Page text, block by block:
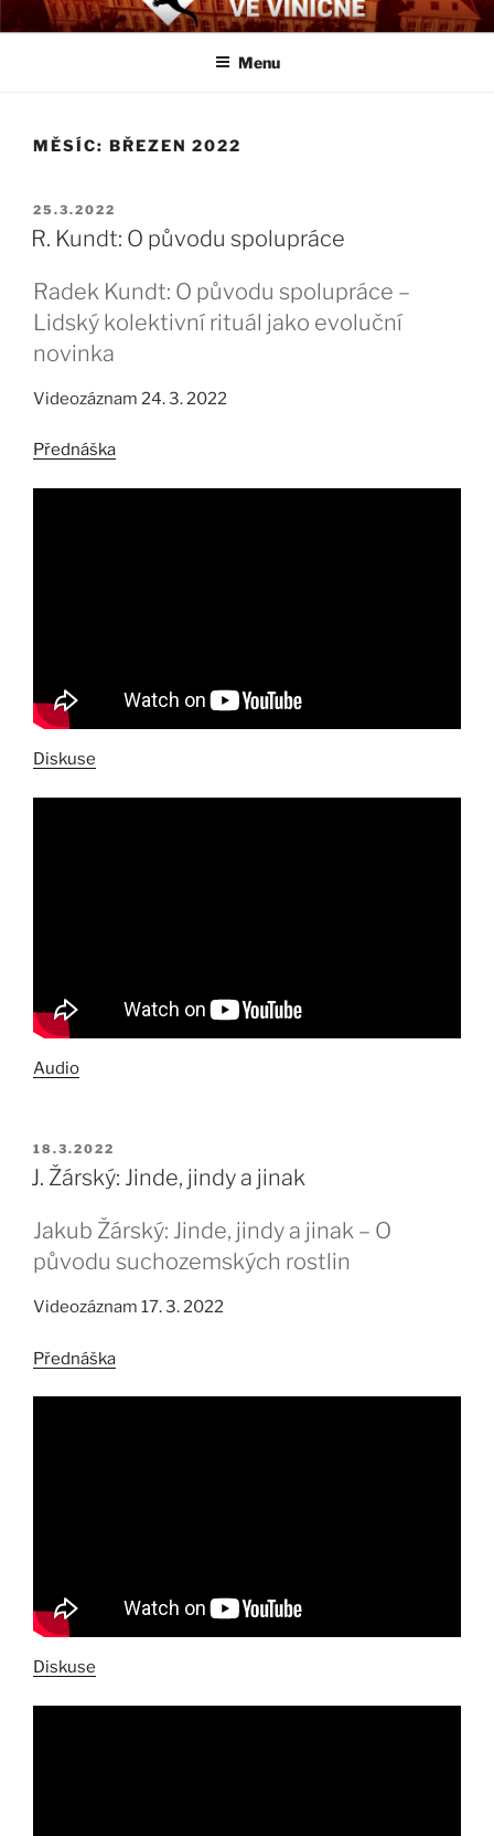
k
BIOLOGICKÉ ČTVRTKY VE
Určeno všem zájemcům o evoluci a obecnější biologická témata
Menu
MĚSÍC: BŘEZEN 2022
PUBLIKOVÁNO
25.3.2022
R. Kundt: O původu spolupráce
Radek Kundt: O původu spolupráce –
Lidský kolektivní rituál jako evoluční
novinka
Videozáznam 24. 3. 2022
Přednáška
Diskuse
Audio
PUBLIKOVÁNO
18.3.2022
J. Žárský: Jinde, jindy a jinak
Jakub Žárský: Jinde, jindy a jinak – O
původu suchozemských rostlin
Videozáznam 17. 3. 2022
Přednáška
Diskuse